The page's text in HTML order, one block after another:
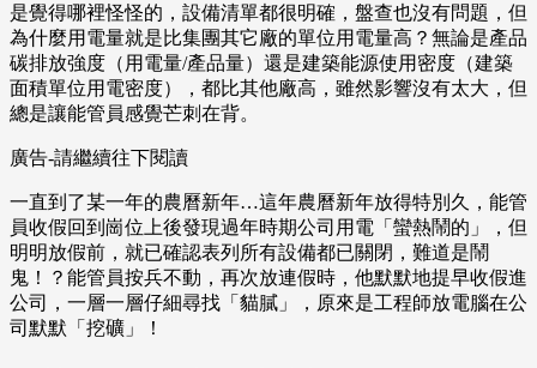
是覺得哪裡怪怪的，設備清單都很明確，盤查也沒有問題，但
為什麼用電量就是比集團其它廠的單位用電量高？無論是產品
碳排放強度（用電量/產品量）還是建築能源使用密度（建築
面積單位用電密度），都比其他廠高，雖然影響沒有太大，但
總是讓能管員感覺芒刺在背。
廣告-請繼續往下閱讀
一直到了某一年的農曆新年…這年農曆新年放得特別久，能管
員收假回到崗位上後發現過年時期公司用電「蠻熱鬧的」，但
明明放假前，就已確認表列所有設備都已關閉，難道是鬧
鬼！？能管員按兵不動，再次放連假時，他默默地提早收假進
公司，一層一層仔細尋找「貓膩」，原來是工程師放電腦在公
司默默「挖礦」！